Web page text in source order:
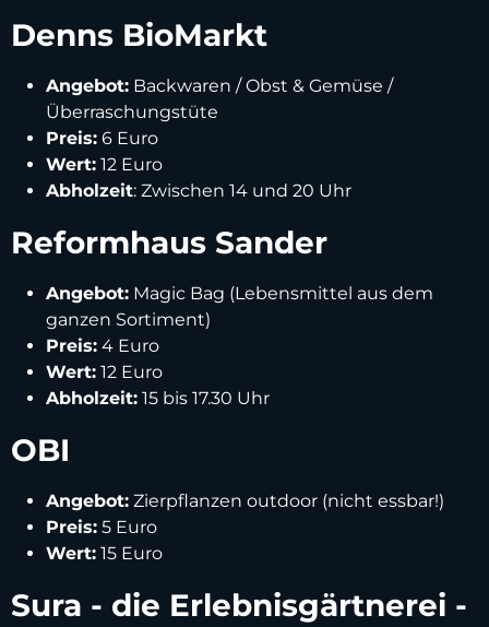
Denns BioMarkt
Angebot: Backwaren / Obst & Gemüse /
Überraschungstüte
Preis: 6 Euro
Wert: 12 Euro
Abholzeit: Zwischen 14 und 20 Uhr
Reformhaus Sander
Angebot: Magic Bag (Lebensmittel aus dem
ganzen Sortiment)
Preis: 4 Euro
Wert: 12 Euro
Abholzeit: 15 bis 17.30 Uhr
OBI
Angebot: Zierpflanzen outdoor (nicht essbar!)
Preis: 5 Euro
Wert: 15 Euro
Sura - die Erlebnisgärtnerei -